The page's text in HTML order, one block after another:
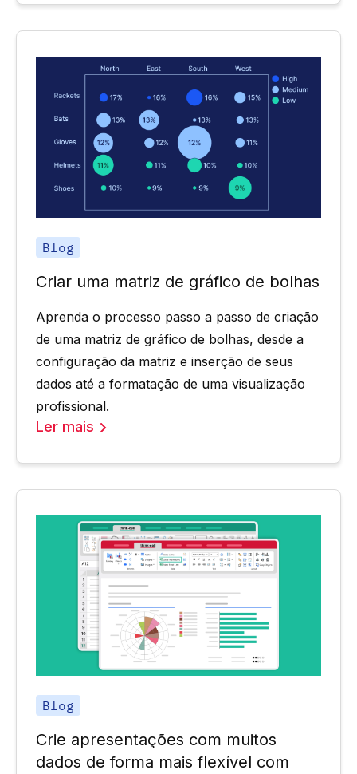
Blog
Criar uma matriz de gráfico de bolhas
Aprenda o processo passo a passo de criação
de uma matriz de gráfico de bolhas, desde a
configuração da matriz e inserção de seus
dados até a formatação de uma visualização
profissional.
Ler mais
Blog
Crie apresentações com muitos
dados de forma mais flexível com